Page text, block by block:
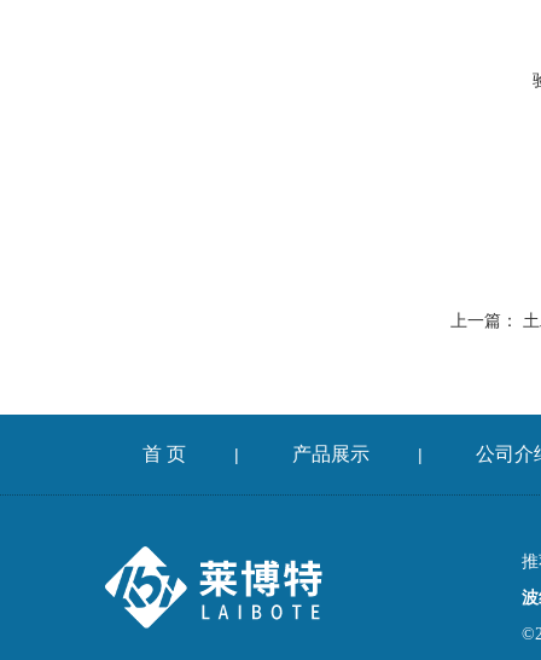
上一篇：
首 页 | 产品展示 | 公司介